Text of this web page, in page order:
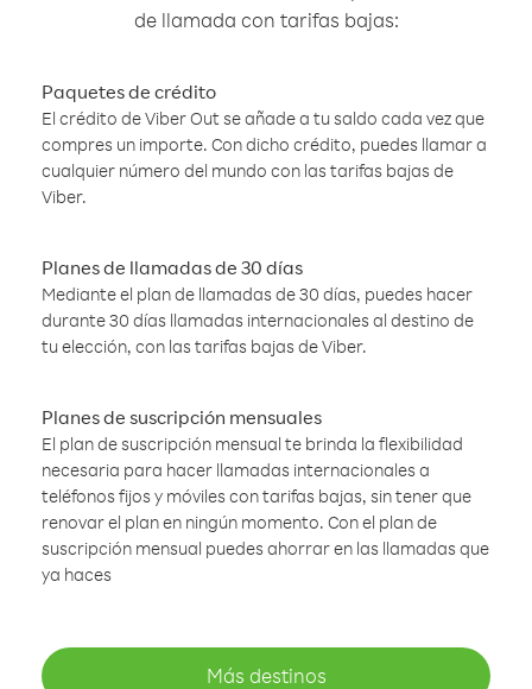
de llamada con tarifas bajas:
Paquetes de crédito
El crédito de Viber Out se añade a tu saldo cada vez que
compres un importe. Con dicho crédito, puedes llamar a
cualquier número del mundo con las tarifas bajas de
Viber.
Planes de llamadas de 30 días
Mediante el plan de llamadas de 30 días, puedes hacer
durante 30 días llamadas internacionales al destino de
tu elección, con las tarifas bajas de Viber.
Planes de suscripción mensuales
El plan de suscripción mensual te brinda la flexibilidad
necesaria para hacer llamadas internacionales a
teléfonos fijos y móviles con tarifas bajas, sin tener que
renovar el plan en ningún momento. Con el plan de
suscripción mensual puedes ahorrar en las llamadas que
ya haces
Más destinos